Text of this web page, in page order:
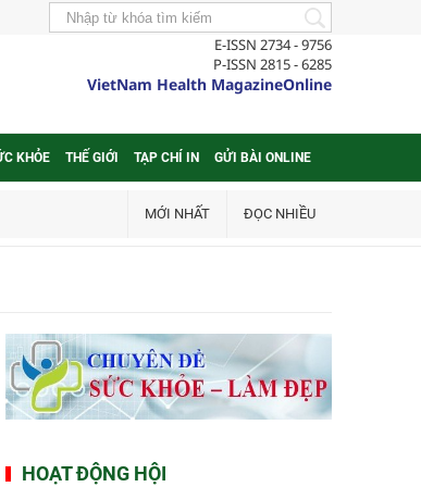
E-ISSN 2734 - 9756
P-ISSN 2815 - 6285
VietNam Health MagazineOnline
KHỎE THẾ GIỚI TẠP CHÍ IN GỬI BÀI ONLINE
MỚI NHẤT ĐỌC NHIỀU
HOẠT ĐỘNG HỘI